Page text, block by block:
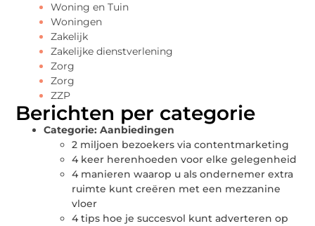
Berichten per categorie
Categorie: Aanbiedingen
2 miljoen bezoekers via contentmarketing
4 keer herenhoeden voor elke gelegenheid
4 manieren waarop u als ondernemer extra
ruimte kunt creëren met een mezzanine
vloer
4 tips hoe je succesvol kunt adverteren op
Woning en Tuin
Woningen
Zakelijk
Zakelijke dienstverlening
Zorg
Zorg
ZZP